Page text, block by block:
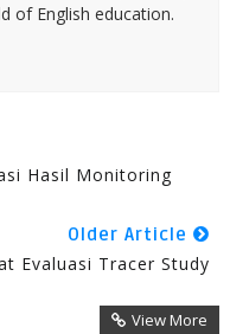
of English education.
Hasil Monitoring
Older Article
Evaluasi Tracer Study
View More